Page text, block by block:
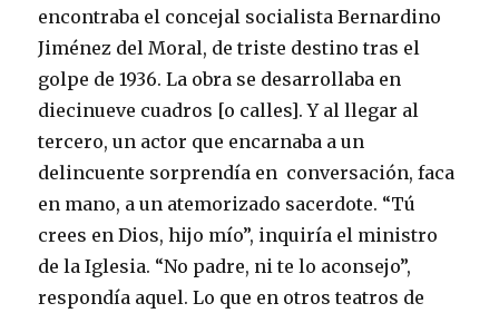
encontraba el concejal socialista Bernardino
Jiménez del Moral, de triste destino tras el
golpe de 1936. La obra se desarrollaba en
diecinueve cuadros [o calles]. Y al llegar al
tercero, un actor que encarnaba a un
delincuente sorprendía en conversación, faca
en mano, a un atemorizado sacerdote. “Tú
crees en Dios, hijo mío”, inquiría el ministro
de la Iglesia. “No padre, ni te lo aconsejo”,
respondía aquel.Lo que en otros teatros de